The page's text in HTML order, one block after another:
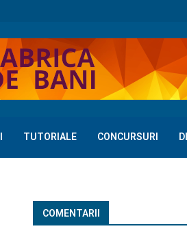
TUTORIALE CONCURSURI
COMENTARII